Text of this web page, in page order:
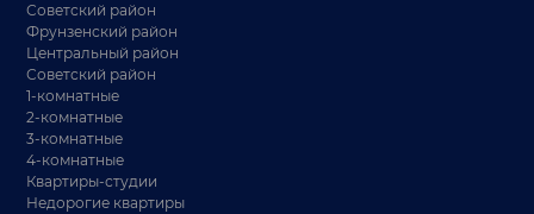
Советский район
Фрунзенский район
Центральный район
Советский район
1-комнатные
2-комнатные
3-комнатные
4-комнатные
Квартиры-студии
Недорогие квартиры